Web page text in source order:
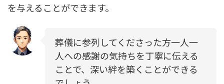
を与えることができます。
葬儀に参列してくださった方一人一
人への感謝の気持ちを丁寧に伝える
ことで、深い絆を築くことができる